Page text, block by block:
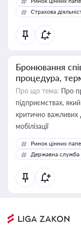
Страхова
Бронювання
процедура,
Про що тема: Про
підприємствах,
критично важливих
мобілізації
Ринок цінних
Державна служба